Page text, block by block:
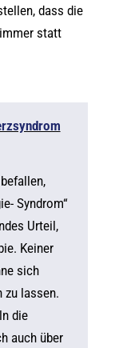
dass die
statt
Syndrom“
Urteil,
Keiner
sich
zu lassen.
die
auch über